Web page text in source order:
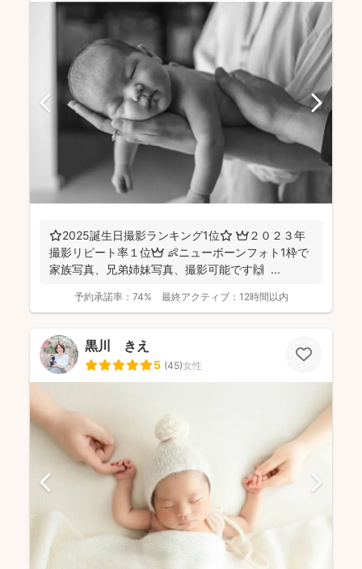
⭐️2025誕生日撮影ランキング1位⭐️ 👑２０２３年
撮影リピート率１位👑 👶ニューボーンフォト1枠で
家族写真、兄弟姉妹写真、撮影可能です🙌 ...
予約承諾率： 74% 最終アクティブ： 12時間以内
黒川 きえ
5 (45)女性